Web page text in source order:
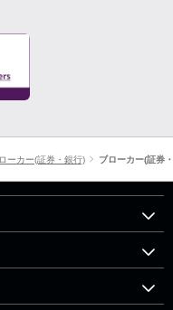
ーカー(証券・銀行) ブローカー(証券